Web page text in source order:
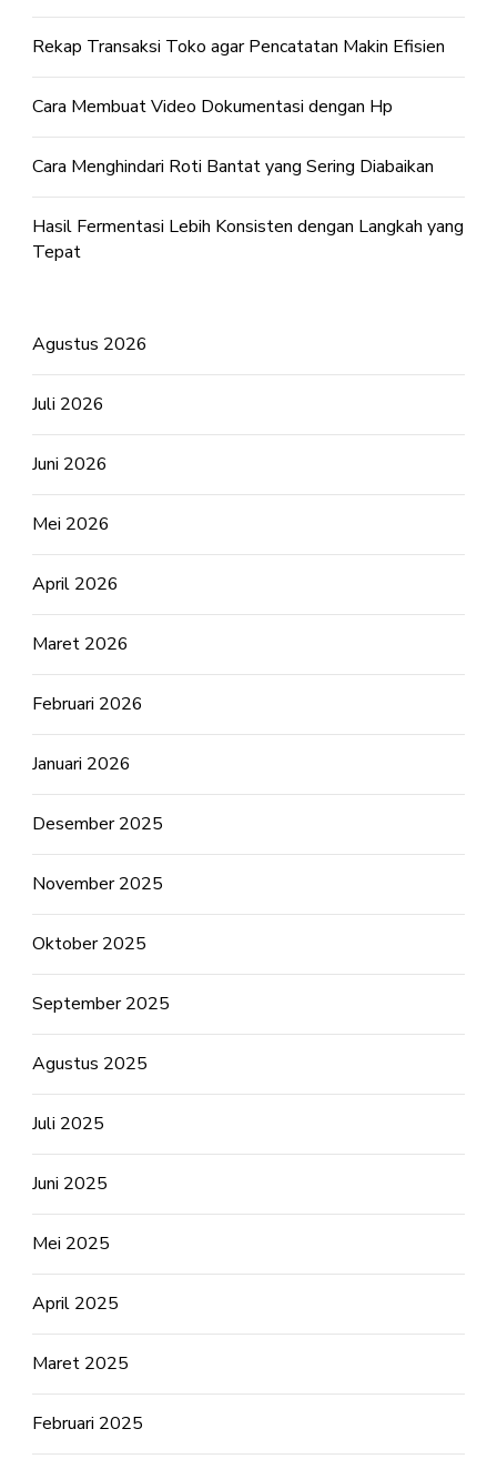
Rekap Transaksi Toko agar Pencatatan Makin Efisien
Cara Membuat Video Dokumentasi dengan Hp
Cara Menghindari Roti Bantat yang Sering Diabaikan
Hasil Fermentasi Lebih Konsisten dengan Langkah yang
Tepat
Agustus 2026
Juli 2026
Juni 2026
Mei 2026
April 2026
Maret 2026
Februari 2026
Januari 2026
Desember 2025
November 2025
Oktober 2025
September 2025
Agustus 2025
Juli 2025
Juni 2025
Mei 2025
April 2025
Maret 2025
Februari 2025